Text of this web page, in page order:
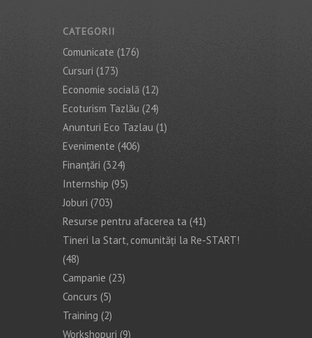
CATEGORII
Comunicate (176)
Cursuri (173)
Economie socială (12)
Ecoturism Tazlău (24)
Anunturi Eco Tazlau (1)
Evenimente (406)
Finanţări (324)
Internship (95)
Joburi (703)
Resurse pentru afacerea ta (41)
Tineri la Start, comunități la Re-START!
(48)
Campanie (23)
Concurs (5)
Training (2)
Workshopuri (9)